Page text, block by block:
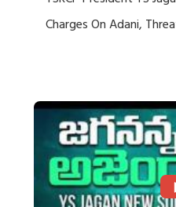
Charges On Adani,